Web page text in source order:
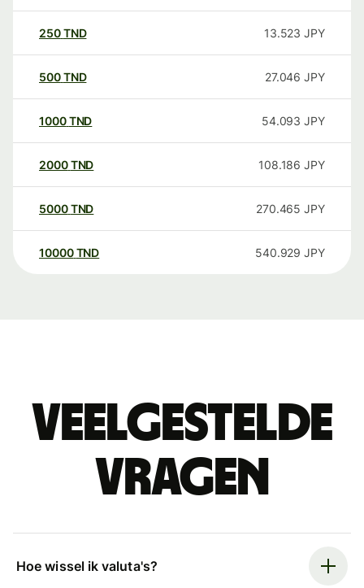
250TND 13.523 JPY
500TND 27.046 JPY
1000TND 54.093 JPY
2000TND 108.186 JPY
5000TND 270.465 JPY
10000 TND 540.929 JPY
Veelgestelde
vragen
Hoe wissel ik valuta's?